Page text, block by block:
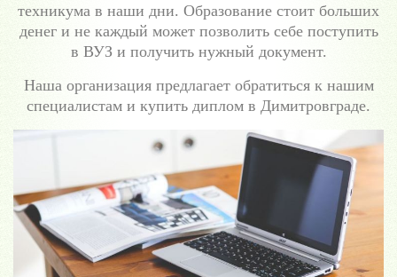
техникума в наши дни. Образование стоит больших
денег и не каждый может позволить себе поступить
в ВУЗ и получить нужный документ.
Наша организация предлагает обратиться к нашим
специалистам и купить диплом в Димитровграде.